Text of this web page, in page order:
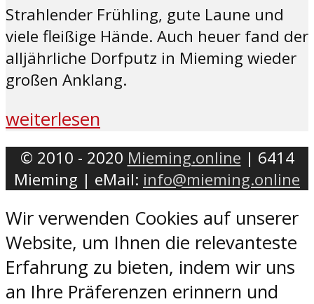
Strahlender Frühling, gute Laune und
viele fleißige Hände. Auch heuer fand der
alljährliche Dorfputz in Mieming wieder
großen Anklang.
weiterlesen
© 2010 - 2020 Mieming.online | 6414
Mieming | eMail: info@mieming.online
Wir verwenden Cookies auf unserer
Website, um Ihnen die relevanteste
Erfahrung zu bieten, indem wir uns
an Ihre Präferenzen erinnern und